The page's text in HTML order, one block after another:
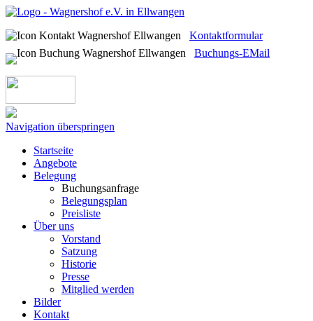
Kontaktformular
Buchungs-EMail
Navigation überspringen
Startseite
Angebote
Belegung
Buchungsanfrage
Belegungsplan
Preisliste
Über uns
Vorstand
Satzung
Historie
Presse
Mitglied werden
Bilder
Kontakt